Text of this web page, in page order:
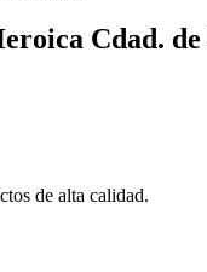
Cdad.
de alta calidad.